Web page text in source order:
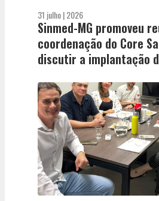
31 julho | 2026
Sinmed-MG promoveu
coordenação do Core
discutir a implantação